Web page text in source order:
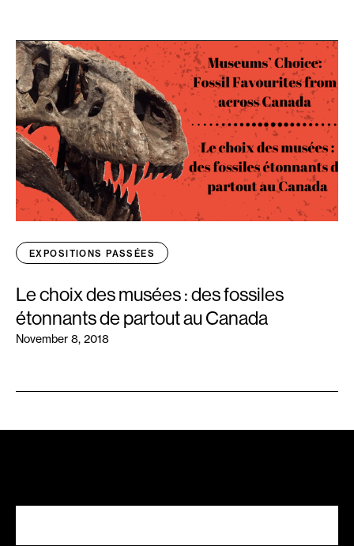
EXPOSITIONS PASSÉES
Le choix des musées : des fossiles
étonnants de partout au Canada
November 8, 2018